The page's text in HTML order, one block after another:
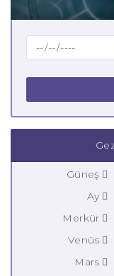
Güneş
Ay
Merkür
Venüs
Mars